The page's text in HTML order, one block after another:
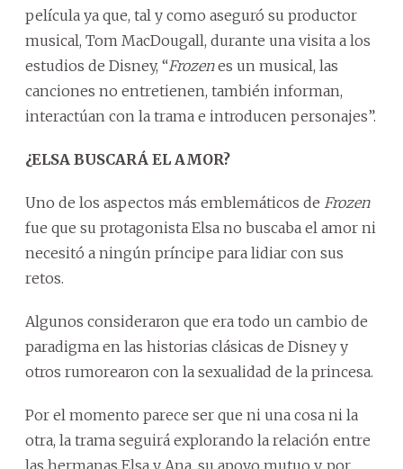
película ya que, tal y como aseguró su productor
musical, Tom MacDougall, durante una visita a los
estudios de Disney, “Frozenes un musical, las
canciones no entretienen, también informan,
interactúan con la trama e introducen personajes”.
¿ELSA BUSCARÁ EL AMOR?
Uno de los aspectos más emblemáticos de Frozen
fue que su protagonista Elsa no buscaba el amor ni
necesitó a ningún príncipe para lidiar con sus
retos.
Algunos consideraron que era todo un cambio de
paradigma en las historias clásicas de Disney y
otros rumorearon con la sexualidad de la princesa.
Por el momento parece ser que ni una cosa ni la
otra, la trama seguirá explorando la relación entre
las hermanas Elsa y Ana, su apoyo mutuo y, por